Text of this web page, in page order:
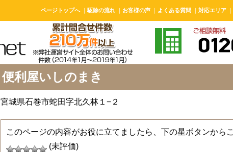
ページトップへ ｜ 駆除の流れ ｜ お客様の声 ｜ よくある質問 ｜ 対応エリア ｜
便利屋いしのまき
宮城県石巻市蛇田字北久林１−２
このページの内容がお役に立てましたら、下の星ボタンから
(未評価)